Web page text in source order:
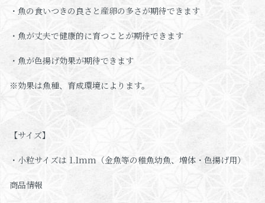
・魚の食いつきの良さと産卵の多さが期待できます
・魚が丈夫で健康的に育つことが期待できます
・魚が色揚げ効果が期待できます
※効果は魚種、育成環境によります。
【サイズ】
・小粒サイズは 1.1mm（金魚等の稚魚幼魚、増体・色揚げ用）
商品情報